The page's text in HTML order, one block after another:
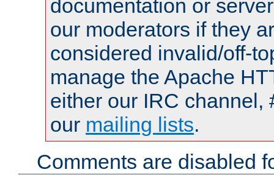
documentation or
our moderators if they
considered invalid/off-
manage the Apache
either our IRC channel,
our mailing lists.
Comments are disabled